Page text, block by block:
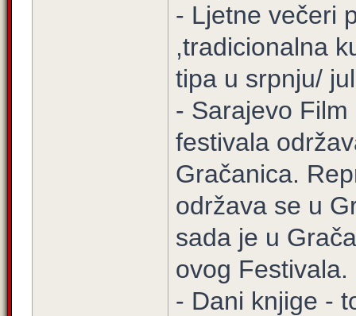
- Ljetne večeri
,tradicionalna
tipa u srpnju/
- Sarajevo
festivala
Gračanica.
održava se u
sada je u
ovog Festivala.
- Dani knjige -